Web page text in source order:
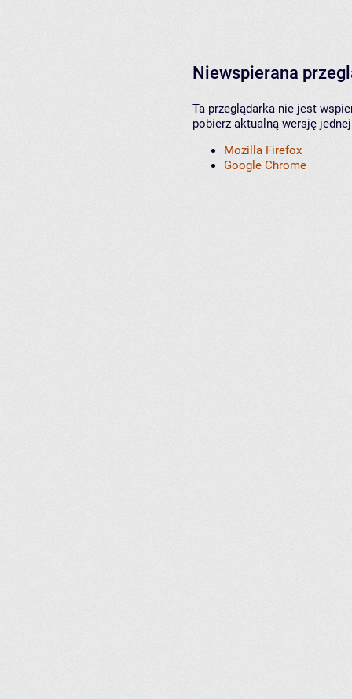
Niewspierana
Ta przeglądarka nie jest
pobierz aktualną wersję
Mozilla Firefox
Google Chrome